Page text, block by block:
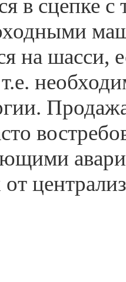
в сцепке
на шасси,
т.е.